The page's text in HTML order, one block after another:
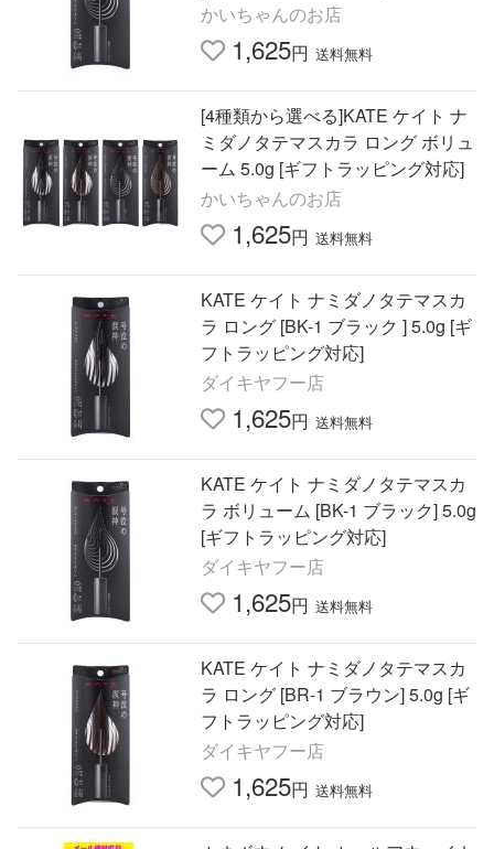
かいちゃんのお店
1,625円 送料無料
[4種類から選べる]KATE ケイト ナ
ミダノタテマスカラ ロング ボリュ
ーム 5.0g [ギフトラッピング対応]
かいちゃんのお店
1,625円 送料無料
KATE ケイト ナミダノタテマスカ
ラ ロング [BK-1 ブラック ] 5.0g [ギ
フトラッピング対応]
ダイキヤフー店
1,625円 送料無料
KATE ケイト ナミダノタテマスカ
ラ ボリューム [BK-1 ブラック] 5.0g
[ギフトラッピング対応]
ダイキヤフー店
1,625円 送料無料
KATE ケイト ナミダノタテマスカ
ラ ロング [BR-1 ブラウン] 5.0g [ギ
フトラッピング対応]
ダイキヤフー店
1,625円 送料無料